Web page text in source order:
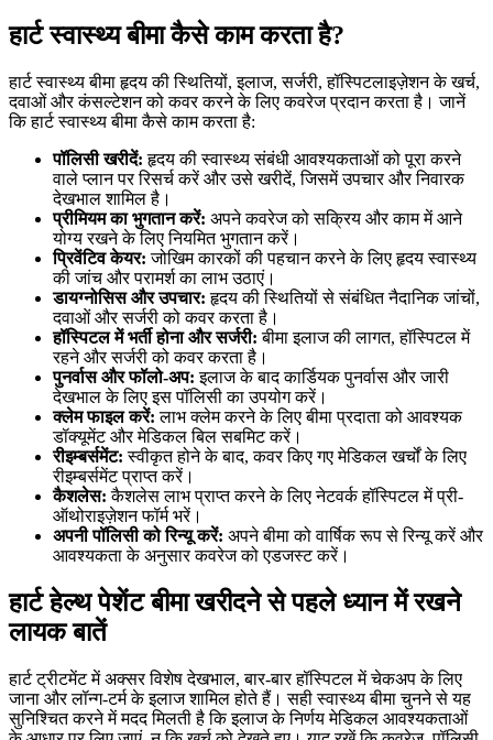
हार्ट स्वास्थ्य बीमा कैसे काम करता है?
हार्ट स्वास्थ्य बीमा हृदय की स्थितियों, इलाज, सर्जरी, हॉस्पिटलाइज़ेशन के खर्च,
दवाओं और कंसल्टेशन को कवर करने के लिए कवरेज प्रदान करता है। जानें
कि हार्ट स्वास्थ्य बीमा कैसे काम करता है:
पॉलिसी खरीदें: हृदय की स्वास्थ्य संबंधी आवश्यकताओं को पूरा करने
वाले प्लान पर रिसर्च करें और उसे खरीदें, जिसमें उपचार और निवारक
देखभाल शामिल है।
प्रीमियम का भुगतान करें: अपने कवरेज को सक्रिय और काम में आने
योग्य रखने के लिए नियमित भुगतान करें।
प्रिवेंटिव केयर: जोखिम कारकों की पहचान करने के लिए हृदय स्वास्थ्य
की जांच और परामर्श का लाभ उठाएं।
डायग्नोसिस और उपचार: हृदय की स्थितियों से संबंधित नैदानिक जांचों,
दवाओं और सर्जरी को कवर करता है।
हॉस्पिटल में भर्ती होना और सर्जरी: बीमा इलाज की लागत, हॉस्पिटल में
रहने और सर्जरी को कवर करता है।
पुनर्वास और फॉलो-अप: इलाज के बाद कार्डियक पुनर्वास और जारी
देखभाल के लिए इस पॉलिसी का उपयोग करें।
क्लेम फाइल करें: लाभ क्लेम करने के लिए बीमा प्रदाता को आवश्यक
डॉक्यूमेंट और मेडिकल बिल सबमिट करें।
रीइम्बर्समेंट: स्वीकृत होने के बाद, कवर किए गए मेडिकल खर्चों के लिए
रीइम्बर्समेंट प्राप्त करें।
कैशलेस: कैशलेस लाभ प्राप्त करने के लिए नेटवर्क हॉस्पिटल में प्री-
ऑथोराइज़ेशन फॉर्म भरें।
अपनी पॉलिसी को रिन्यू करें: अपने बीमा को वार्षिक रूप से रिन्यू करें और
आवश्यकता के अनुसार कवरेज को एडजस्ट करें।
हार्ट हेल्थ पेशेंट बीमा खरीदने से पहले ध्यान में रखने
लायक बातें
हार्ट ट्रीटमेंट में अक्सर विशेष देखभाल, बार-बार हॉस्पिटल में चेकअप के लिए
जाना और लॉन्ग-टर्म के इलाज शामिल होते हैं। सही स्वास्थ्य बीमा चुनने से यह
सुनिश्चित करने में मदद मिलती है कि इलाज के निर्णय मेडिकल आवश्यकताओं